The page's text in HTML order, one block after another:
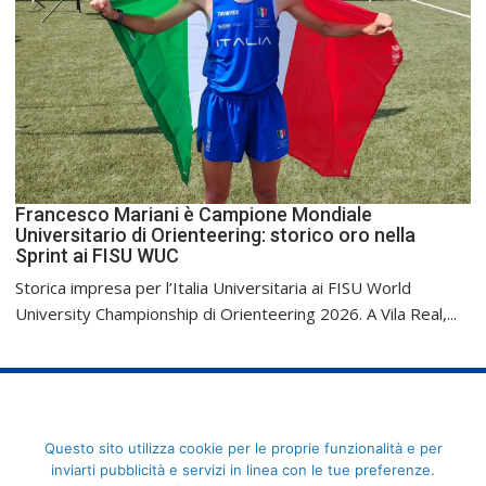
Francesco Mariani è Campione Mondiale
Universitario di Orienteering: storico oro nella
Sprint ai FISU WUC
Storica impresa per l’Italia Universitaria ai FISU World
University Championship di Orienteering 2026. A Vila Real,...
FederCUSI: Federazione Italiana dello Sport Universitario - Via
Angelo Brofferio, 7 - 00195 Roma - C.F. 80109270589
Questo sito utilizza cookie per le proprie funzionalità e per
inviarti pubblicità e servizi in linea con le tue preferenze.